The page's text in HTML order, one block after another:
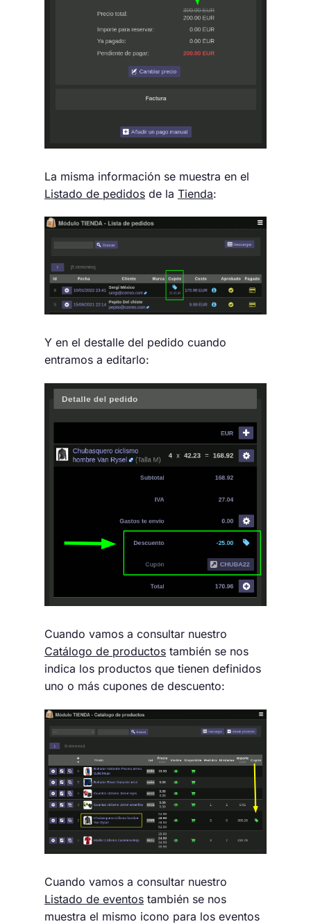
La misma información se muestra en el
Listado de pedidos de la Tienda:
Y en el destalle del pedido cuando
entramos a editarlo:
Cuando vamos a consultar nuestro
Catálogo de productos también se nos
indica los productos que tienen definidos
uno o más cupones de descuento:
Cuando vamos a consultar nuestro
Listado de eventos también se nos
muestra el mismo icono para los eventos